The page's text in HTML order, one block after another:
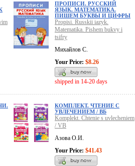
ПРОПИСИ. РУССКИЙ
ЯЗЫК. МАТЕМАТИКА.
ПИШЕМ БУКВЫ И ЦИФРЫ
Propisi. Russkii iazyk.
Matematika. Pishem bukvy i
tsifry
Михайлов С.
Your Price: $8.26
shipped in 14-20 days
КОМПЛЕКТ. ЧТЕНИЕ С
УВЛЕЧЕНИЕМ / ВБ
Komplekt. Chtenie s uvlecheniem
/ VB
Азова О.И.
Your Price: $41.43